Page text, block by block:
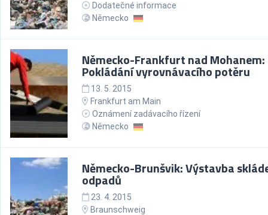
Dodatečné informace
Německo
Německo-Frankfurt nad Mohanem:
Pokládání vyrovnávacího potěru
13. 5. 2015
Frankfurt am Main
Oznámení zadávacího řízení
Německo
Německo-Brunšvik: Výstavba
odpadů
23. 4. 2015
Braunschweig